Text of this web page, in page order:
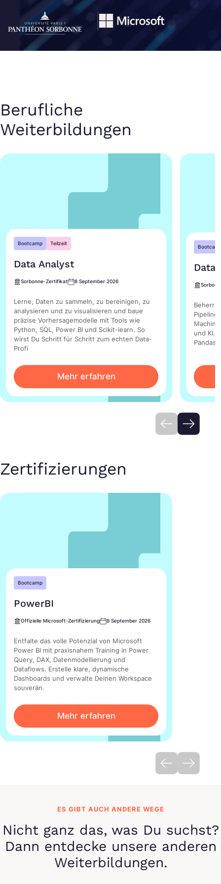
Berufliche
Weiterbildungen
Bootcamp Teilzeit
Data Analyst
Sorbonne-Zertifikat 8 September 2026
Lerne, Daten zu sammeln, zu bereinigen, zu
analysieren und zu visualisieren und baue
präzise Vorhersagemodelle mit Tools wie
Python, SQL, Power BI und Scikit-learn. So
wirst Du Schritt für Schritt zum echten Data-
Profi
Mehr erfahren
Data
Pipeline
und KI.
Zertifizierungen
Bootcamp
PowerBI
Offizielle Microsoft-Zertifizierung 8 September 2026
Entfalte das volle Potenzial von Microsoft
Power BI mit praxisnahem Training in Power
Query, DAX, Datenmodellierung und
Dataflows. Erstelle klare, dynamische
Dashboards und verwalte Deinen Workspace
souverän.
Mehr erfahren
ES GIBT AUCH ANDERE WEGE
Nicht ganz das, was Du suchst?
Dann entdecke unsere anderen
Weiterbildungen.